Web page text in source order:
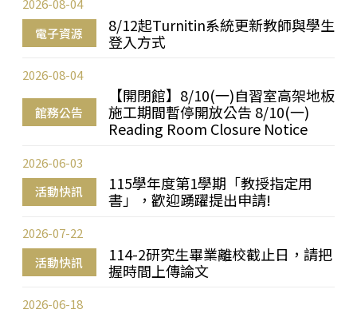
電子資源
8/12起Turnitin系統更新教師與學生
登入方式
2026-08-04
館務公告
【開閉館】8/10(一)自習室高架地板
施工期間暫停開放公告 8/10(一)
Reading Room Closure Notice
2026-08-04
活動快訊
115學年度第1學期「教授指定用
書」，歡迎踴躍提出申請!
2026-06-03
活動快訊
114-2研究生畢業離校截止日，請把
握時間上傳論文
2026-07-22
2026-06-18